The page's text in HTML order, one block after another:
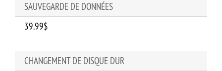
SAUVEGARDE DE DONNÉES
39.99$
CHANGEMENT DE DISQUE DUR